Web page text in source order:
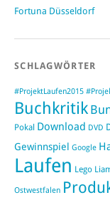
Fortuna Düsseldorf
SCHLAGWÖRTER
#ProjektLaufen2015
Buchkritik
Pokal Download DVD
Gewinnspiel Google
Laufen Lego
Ostwestfalen